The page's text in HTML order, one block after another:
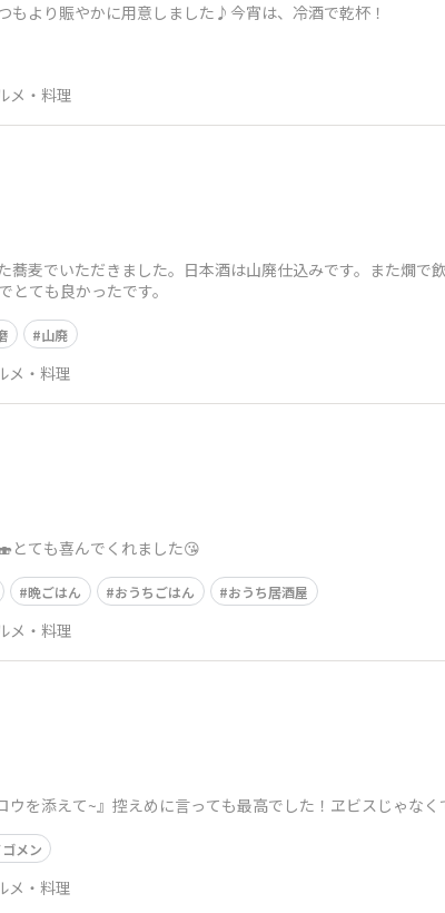
もより賑やかに用意しました♪今宵は、冷酒で乾杯！
メ・料理
蕎麦でいただきました。日本酒は山廃仕込みです。また燗で
ても良かったです。
山廃
メ・料理
とても喜んでくれました😘
晩ごはん おうちごはん おうち居酒屋
メ・料理
を添えて~』控えめに言っても最高でした！ヱビスじゃなく
メン
メ・料理